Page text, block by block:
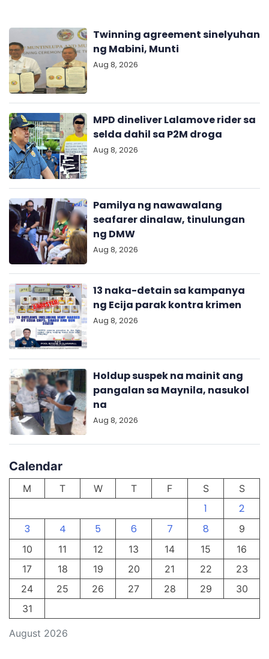
Twinning agreement sinelyuhan
ng Mabini, Munti
Aug 8, 2026
MPD dineliver Lalamove rider sa
selda dahil sa P2M droga
Aug 8, 2026
Pamilya ng nawawalang
seafarer dinalaw, tinulungan
ng DMW
Aug 8, 2026
13 naka-detain sa kampanya
ng Ecija parak kontra krimen
Aug 8, 2026
Holdup suspek na mainit ang
pangalan sa Maynila, nasukol
na
Aug 8, 2026
Calendar
August 2026
M T W T F S S
1
2
3
4 5 6 7 8
9
10
11 12 13 14 15
16
17
18 19 20 21 22
23
24
25 26 27 28 29
30
31